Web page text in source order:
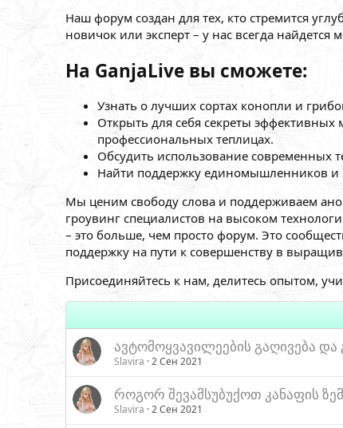
Наш форум создан для тех, кто стремится
новичок или эксперт – у нас всегда
На GanjaLive вы сможете:
Узнать о лучших сортах конопли и
Открыть для себя секреты
профессиональных теплицах.
Обсудить использование современных
Найти поддержку единомышленников и
Мы ценим свободу слова и поддерживаем
гроувинг специалистов на высоком
– это больше, чем просто форум. Это
поддержку на пути к совершенству в
Присоединяйтесь к нам, делитесь опытом,
ავტომოყვავილეების გაღივება
Slavira 2 Сен 2021
როგორ შევამსუბუქოთ კანაფის
Slavira 2 Сен 2021